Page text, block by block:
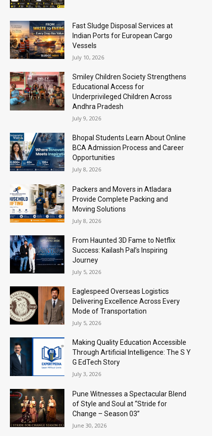
Fast Sludge Disposal Services at
Indian Ports for European Cargo
Vessels
July 10, 2026
Smiley Children Society Strengthens
Educational Access for
Underprivileged Children Across
Andhra Pradesh
July 9, 2026
Bhopal Students Learn About Online
BCA Admission Process and Career
Opportunities
July 8, 2026
Packers and Movers in Atladara
Provide Complete Packing and
Moving Solutions
July 8, 2026
From Haunted 3D Fame to Netflix
Success: Kailash Pal’s Inspiring
Journey
July 5, 2026
Eaglespeed Overseas Logistics
Delivering Excellence Across Every
Mode of Transportation
July 5, 2026
Making Quality Education Accessible
Through Artificial Intelligence: The S Y
G EdTech Story
July 3, 2026
Pune Witnesses a Spectacular Blend
of Style and Soul at “Stride for
Change – Season 03”
June 30, 2026